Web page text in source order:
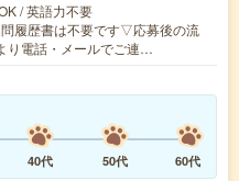
/ 英語力不要
履歴書は不要です▽応募後の流
り電話・メールでご連…
40代 50代 60代